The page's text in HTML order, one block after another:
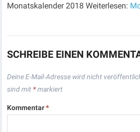
Monatskalender 2018 Weiterlesen:
SCHREIBE EINEN
Deine E-Mail-Adresse wird nicht
sind mit *markiert
Kommentar*